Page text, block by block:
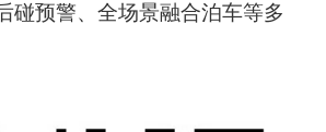
碰预警、全场景融合泊车等多